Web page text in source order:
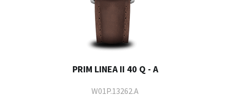
PRIM LINEA II 40 Q - A
W01P.13262.A